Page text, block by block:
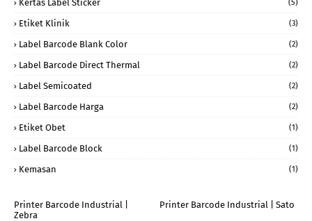
Kertas Label Sticker (5)
Etiket Klinik (3)
Label Barcode Blank Color (2)
Label Barcode Direct Thermal (2)
Label Semicoated (2)
Label Barcode Harga (2)
Etiket Obet (1)
Label Barcode Block (1)
Kemasan (1)
Printer Barcode Industrial |
Zebra
Printer Barcode Industrial | Sato